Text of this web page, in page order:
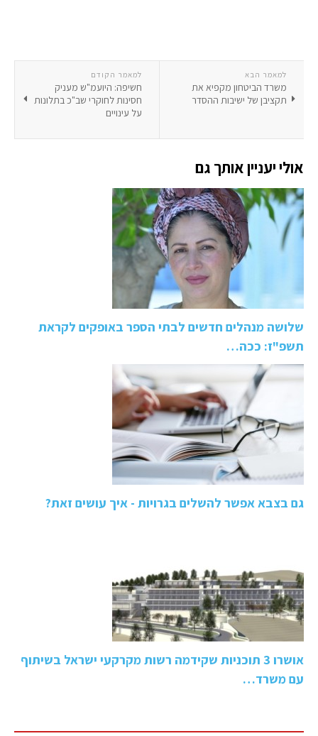
למאמר הקודם
חשיפה: היועמ"ש מעניק
חסינות לחוקרי שב"כ בתלונות
על עינויים
למאמר הבא
משרד הביטחון מקפיא את
תקציבן של ישיבות ההסדר
אולי יעניין אותך גם
שלושה מנהלים חדשים לבתי הספר באופקים לקראת
תשפ"ז: ככה…
גם בצבא אפשר להשלים בגרויות - איך עושים זאת?
אושרו 3 תוכניות שקידמה רשות מקרקעי ישראל בשיתוף
עם משרד…